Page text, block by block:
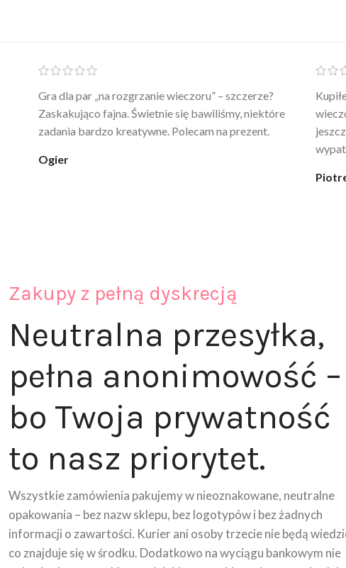
Ten żel intymny to był strzał w 10 – nie tylko
poprawia komfort, ale też daje przyjemne uczucie
ciepła. Nie uczula, bez zapachu. Kupuję już 3 raz i na
Po
Zakupy z pełną dyskrecją
Neutralna przesyłka,
pełna anonimowość –
bo Twoja prywatność
to nasz priorytet.
Wszystkie zamówienia pakujemy w nieoznakowane, neutralne
opakowania – bez nazw sklepu, bez logotypów i bez żadnych
informacji o zawartości. Kurier ani osoby trzecie nie będą
co znajduje się w środku. Dodatkowo na wyciągu bankowym nie